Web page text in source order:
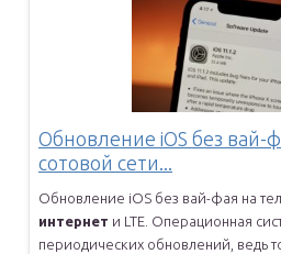
Обновление iOS без вай-
сотовой сети...
Обновление iOS без вай-фая на
интернет и LTE. Операционная
периодических обновлений, ведь